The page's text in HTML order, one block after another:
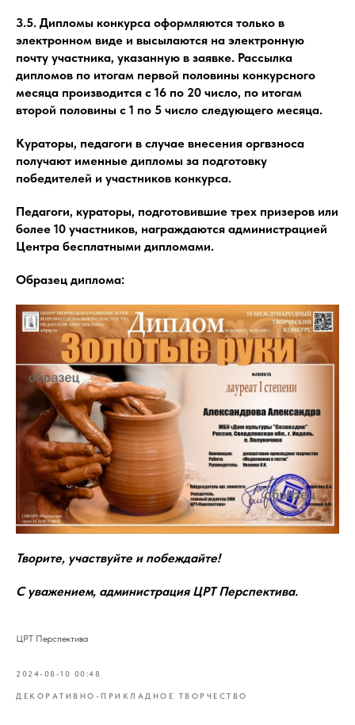
3.5. Дипломы конкурса оформляются только в
электронном виде и высылаются на электронную
почту участника, указанную в заявке. Рассылка
дипломов по итогам первой половины конкурсного
месяца производится с 16 по 20 число, по итогам
второй половины с 1 по 5 число следующего месяца.
Кураторы, педагоги в случае внесения оргвзноса
получают именные дипломы за подготовку
победителей и участников конкурса.
Педагоги, кураторы, подготовившие трех призеров или
более 10 участников, награждаются администрацией
Центра бесплатными дипломами.
Образец диплома:
Творите, участвуйте и побеждайте!
С уважением, администрация ЦРТ Перспектива.
ЦРТ Перспектива
2024-08-10 00:48
ДЕКОРАТИВНО-ПРИКЛАДНОЕ ТВОРЧЕСТВО